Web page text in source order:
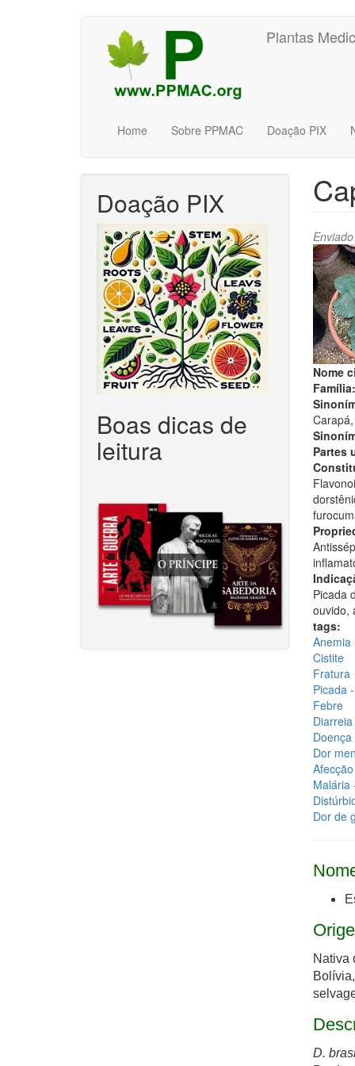
Plantas
Home Sobre PPMAC Doação PIX
Doação PIX
Boas dicas de
leitura
Nome
Partes
Picada
ouvido,
tags:
Anemia
Cistite
Fratura
Picada
Febre
Diarreia
Dor
Malária
Dor de
Nativa
D.